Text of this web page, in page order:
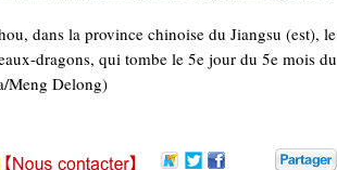
dans la province chinoise du Jiangsu (est), le
dragons, qui tombe le 5e jour du 5e mois du
Meng Delong)